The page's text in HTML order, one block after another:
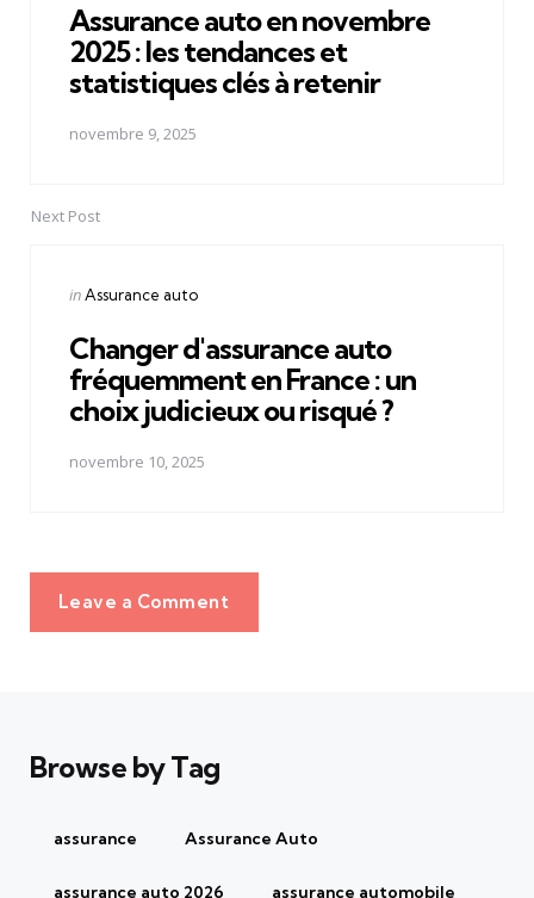
Assurance auto en novembre
2025 : les tendances et
statistiques clés à retenir
novembre 9, 2025
Next Post
Posted
inAssurance auto
Changer d'assurance auto
fréquemment en France : un
choix judicieux ou risqué ?
novembre 10, 2025
Leave a Comment
Browse by Tag
assurance Assurance Auto
assurance auto 2026 assurance automobile